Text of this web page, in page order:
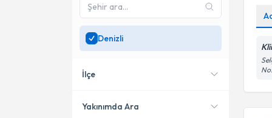
SadeceDenizli
uzman ara
Denizli
İlçe
Yakınımda Ara